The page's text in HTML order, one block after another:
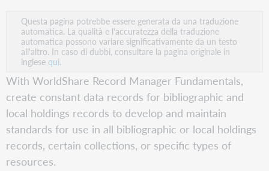
Questa pagina potrebbe essere generata da una traduzione
automatica. La qualità e l'accuratezza della traduzione
automatica possono variare significativamente da un testo
all'altro. In caso di dubbi, consultare la pagina originale in
inglesequi.
With WorldShare Record Manager Fundamentals,
create constant data records for bibliographic and
local holdings records to develop and maintain
standards for use in all bibliographic or local holdings
records, certain collections, or specific types of
resources.